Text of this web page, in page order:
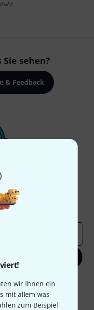
wir Ihnen ein
mit allem was
zum Beispiel
sehen?
& Feedback
und gewinne mit
über jeweils
dem Erhalt von E-Mail-
Nutzungsverhaltens zu. Die
Informationen finden Sie in
.